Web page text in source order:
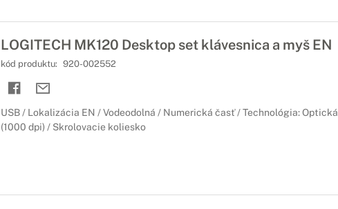
LOGITECH MK120 Desktop set klávesnica a myš EN
kód produktu: 920-002552
USB / Lokalizácia EN / Vodeodolná / Numerická časť / Technológia: Optická
(1000 dpi) / Skrolovacie koliesko